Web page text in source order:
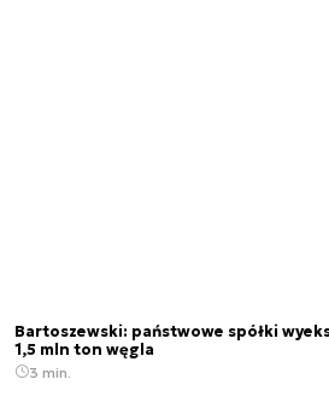
Bartoszewski: państwowe spółki
1,5 mln ton węgla
3 min.